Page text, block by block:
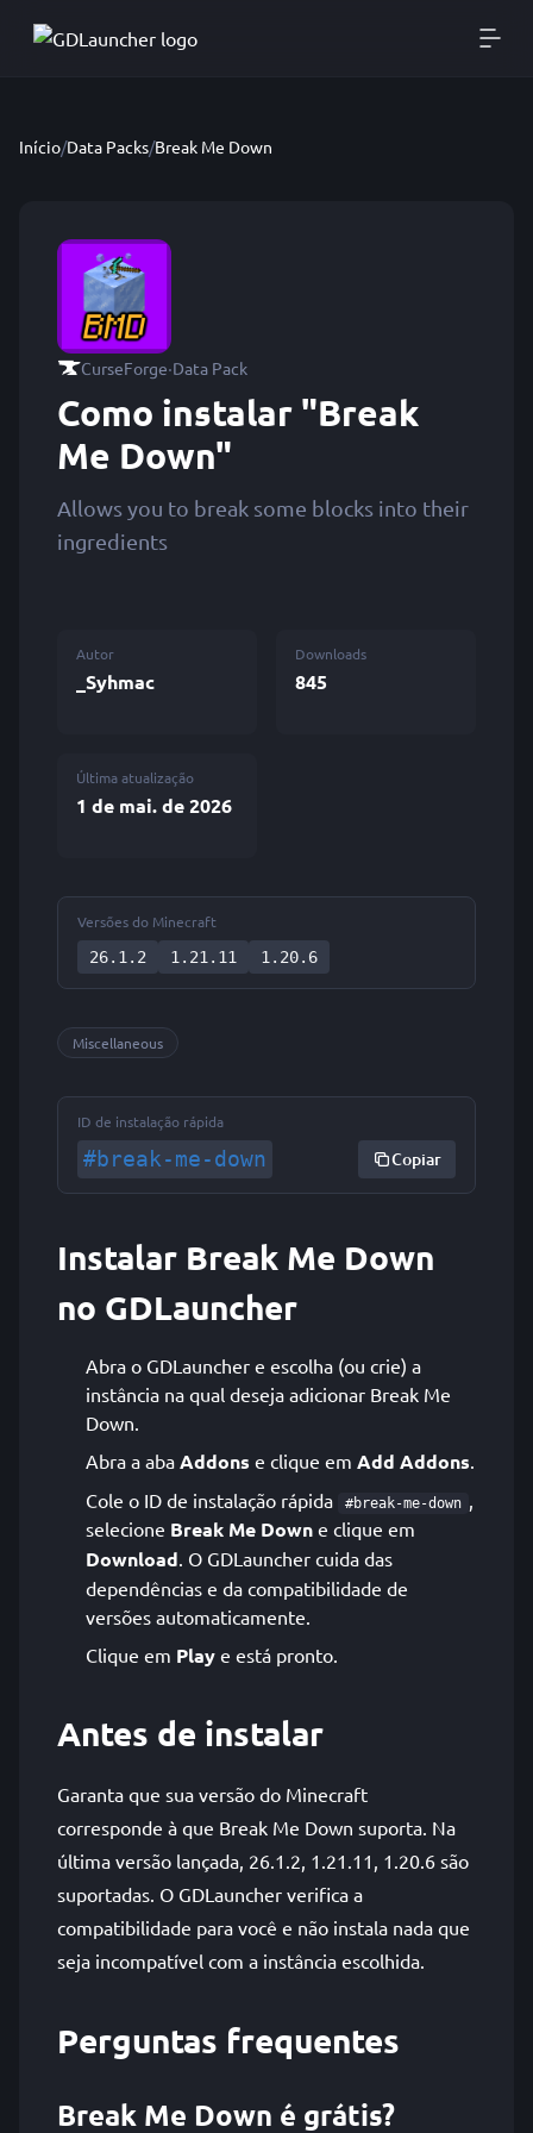
Início/Data Packs/Break Me Down
CurseForge·Data Pack
Como instalar "Break
Me Down"
Allows you to break some blocks into their
ingredients
Autor
_Syhmac
Downloads
845
Última atualização
1 de mai. de 2026
Versões do Minecraft
26.1.2
1.21.11 1.20.6
Miscellaneous
ID de instalação rápida
#break-me-down Copiar
Instalar Break Me Down
no GDLauncher
Abra o GDLauncher e escolha (ou crie) a
instância na qual deseja adicionar Break Me
Down.
Abra a aba Addons e clique em Add Addons.
Cole o ID de instalação rápida
#break-me-down ,
selecione Break Me Down e clique em
Download. O GDLauncher cuida das
dependências e da compatibilidade de
versões automaticamente.
Clique em Play e está pronto.
Antes de instalar
Garanta que sua versão do Minecraft
corresponde à que Break Me Down suporta. Na
última versão lançada, 26.1.2, 1.21.11, 1.20.6 são
suportadas. O GDLauncher verifica a
compatibilidade para você e não instala nada que
seja incompatível com a instância escolhida.
Perguntas frequentes
Break Me Down é grátis?